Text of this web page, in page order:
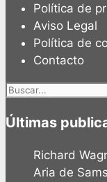
Política de
Aviso Legal
Política de
Contacto
Buscar:
Últimas
Richard
Aria de